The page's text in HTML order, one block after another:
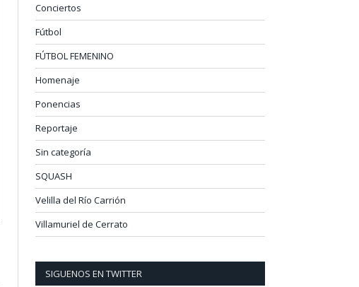
Conciertos
Fútbol
FÚTBOL FEMENINO
Homenaje
Ponencias
Reportaje
Sin categoría
SQUASH
Velilla del Río Carrión
Villamuriel de Cerrato
SIGUENOS EN TWITTER